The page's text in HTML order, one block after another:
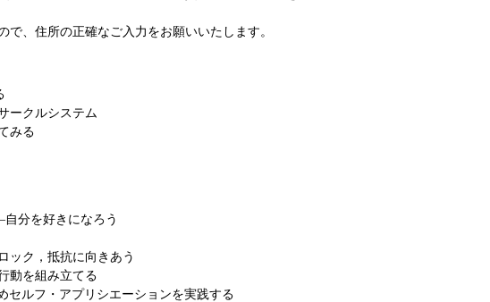
、住所の正確なご入力をお願いいたします。
ークルシステム
みる
分を好きになろう
ック，抵抗に向きあう
動を組み立てる
ルフ・アプリシエーションを実践する